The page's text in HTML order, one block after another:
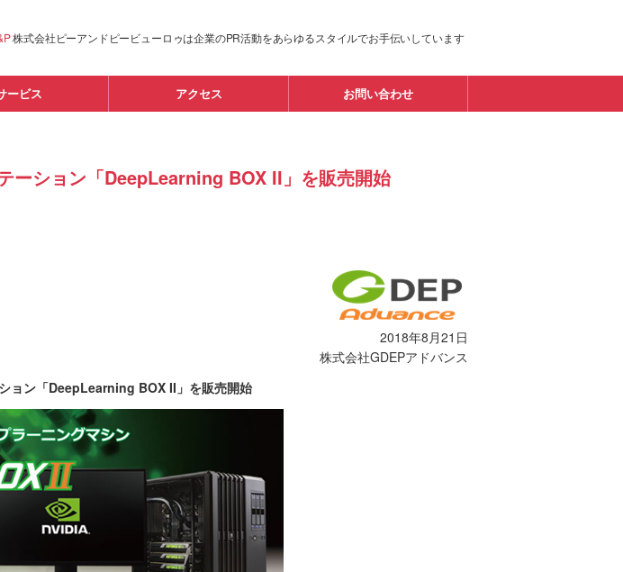
株式会社ピーアンドピービューロゥは企業のPR活動をあらゆるスタイルでお手伝いしています
ービス アクセス お問い合わせ
ーション「DeepLearning BOX II」を販売開始
2018年8月21日
株式会社GDEPアドバンス
ョン「DeepLearning BOX II」を販売開始